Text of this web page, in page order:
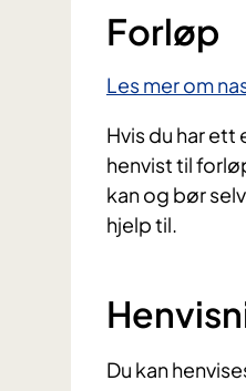
Forløp
Les mer om
Hvis du har
henvist til
kan og bør
hjelp til.
Du kan